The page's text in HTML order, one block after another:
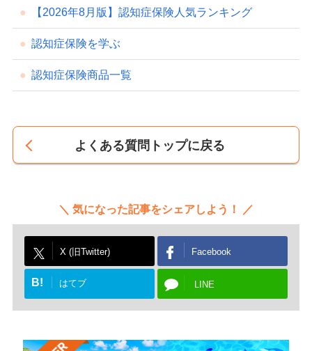
【2026年8月版】認知症保険人気ランキング
認知症保険を学ぶ
認知症保険商品一覧
よくある質問トップに戻る
気になった記事をシェアしよう！
X (旧Twitter) Facebook
B! はてブ LINE